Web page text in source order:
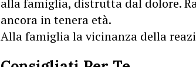
alla famiglia, distrutta dal dolore.
ancora in tenera età.
Alla famiglia la vicinanza della